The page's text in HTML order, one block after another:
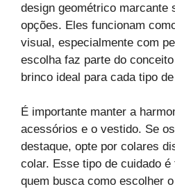
design geométrico marcante
opções. Eles funcionam
visual, especialmente com
escolha faz parte do
brinco ideal para cada tipo
É importante manter a
acessórios e o vestido. Se
destaque, opte por colares
colar. Esse tipo de cuidado é
quem busca como escolher